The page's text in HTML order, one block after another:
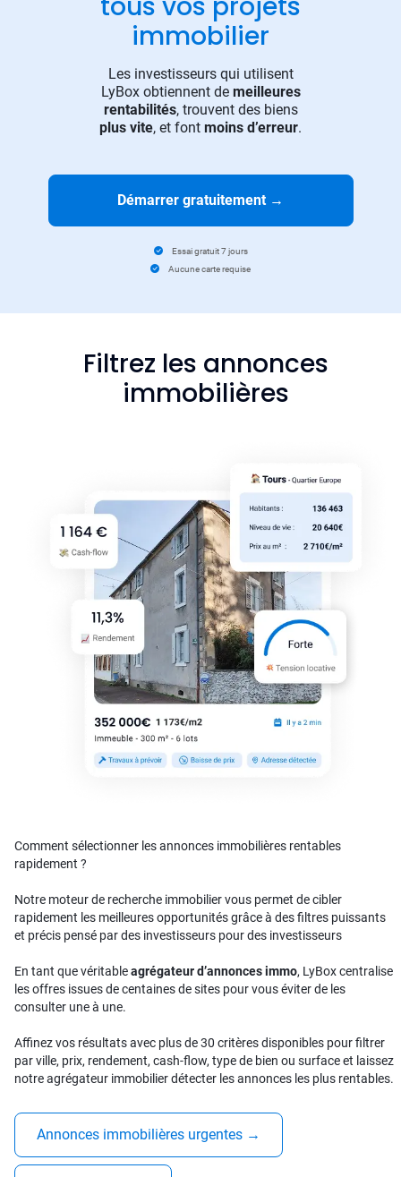
immobilier
Les investisseurs qui utilisent
LyBox obtiennent de meilleures
rentabilités, trouvent des biens
plus vite, et font moins d’erreur.
Démarrer gratuitement →
Essai gratuit 7 jours
Aucune carte requise
Filtrez les annonces
immobilières
Comment sélectionner les annonces immobilières rentables
rapidement ?
Notre moteur de recherche immobilier vous permet de cibler
rapidement les meilleures opportunités grâce à des filtres puissants
et précis pensé par des investisseurs pour des investisseurs
En tant que véritableagrégateur d’annonces immo, LyBox centralise
les offres issues de centaines de sites pour vous éviter de les
consulter une à une.
Affinez vos résultats avec plus de 30 critères disponibles pour filtrer
par ville, prix, rendement, cash-flow, type de bien ou surface et laissez
notre agrégateur immobilier détecter les annonces les plus rentables.
Annonces immobilières urgentes →